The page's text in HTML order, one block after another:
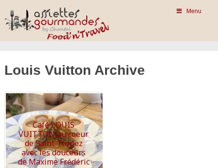
Menu
Louis Vuitton Archive
Café LOUIS
VUITTON au coeur
de Saint-Tropez
avec les douceurs
de Maxime Frédéric